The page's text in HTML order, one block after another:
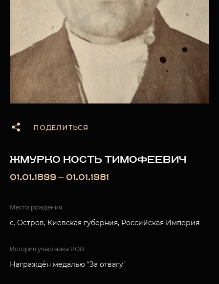
ПОДЕЛИТЬСЯ
ЖМУРКО КОСТЬ ТИМОФЕЕВИЧ
01.01.1899 — 01.01.1981
Место рождения
с. Остров, Киевская губерния, Российская Империя
История участника ВОВ
Награждён медалью "За отвагу"